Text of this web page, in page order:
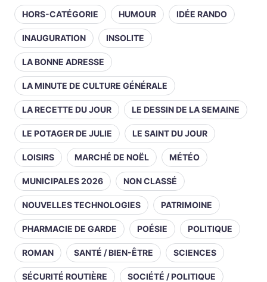
HORS-CATÉGORIE HUMOUR IDÉE RANDO
INAUGURATION INSOLITE
LA BONNE ADRESSE
LA MINUTE DE CULTURE GÉNÉRALE
LA RECETTE DU JOUR LE DESSIN DE LA SEMAINE
LE POTAGER DE JULIE LE SAINT DU JOUR
LOISIRS MARCHÉ DE NOËL MÉTÉO
MUNICIPALES 2026 NON CLASSÉ
NOUVELLES TECHNOLOGIES PATRIMOINE
PHARMACIE DE GARDE POÉSIE POLITIQUE
ROMAN SANTÉ / BIEN-ÊTRE SCIENCES
SÉCURITÉ ROUTIÈRE SOCIÉTÉ / POLITIQUE